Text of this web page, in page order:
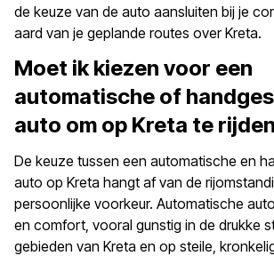
de keuze van de auto aansluiten bij je
aard van je geplande routes over Kreta.
Moet ik kiezen voor een
automatische of
auto om op Kreta te
De keuze tussen een automatische en
auto op Kreta hangt af van de
persoonlijke voorkeur. Automatische
en comfort, vooral gunstig in de drukke
gebieden van Kreta en op steile,